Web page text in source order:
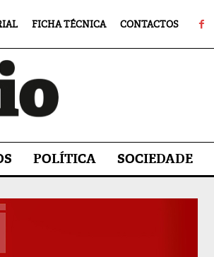
FICHA TÉCNICA CONTACTOS
POLÍTICA SOCIEDADE